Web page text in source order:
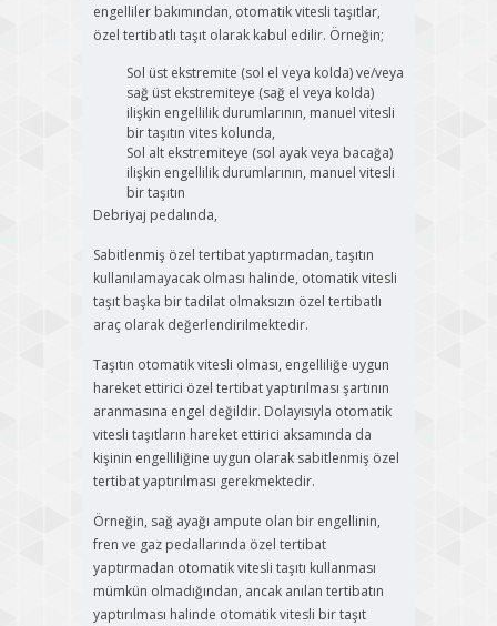
engelliler bakımından, otomatik vitesli taşıtlar,
özel tertibatlı taşıt olarak kabul edilir. Örneğin;
Sol üst ekstremite (sol el veya kolda) ve/veya
sağ üst ekstremiteye (sağ el veya kolda)
ilişkin engellilik durumlarının, manuel vitesli
bir taşıtın vites kolunda,
Sol alt ekstremiteye (sol ayak veya bacağa)
ilişkin engellilik durumlarının, manuel vitesli
bir taşıtın
Debriyaj pedalında,
Sabitlenmiş özel tertibat yaptırmadan, taşıtın
kullanılamayacak olması halinde, otomatik vitesli
taşıt başka bir tadilat olmaksızın özel tertibatlı
araç olarak değerlendirilmektedir.
Taşıtın otomatik vitesli olması, engelliliğe uygun
hareket ettirici özel tertibat yaptırılması şartının
aranmasına engel değildir. Dolayısıyla otomatik
vitesli taşıtların hareket ettirici aksamında da
kişinin engelliliğine uygun olarak sabitlenmiş özel
tertibat yaptırılması gerekmektedir.
Örneğin, sağ ayağı ampute olan bir engellinin,
fren ve gaz pedallarında özel tertibat
yaptırmadan otomatik vitesli taşıtı kullanması
mümkün olmadığından, ancak anılan tertibatın
yaptırılması halinde otomatik vitesli bir taşıt